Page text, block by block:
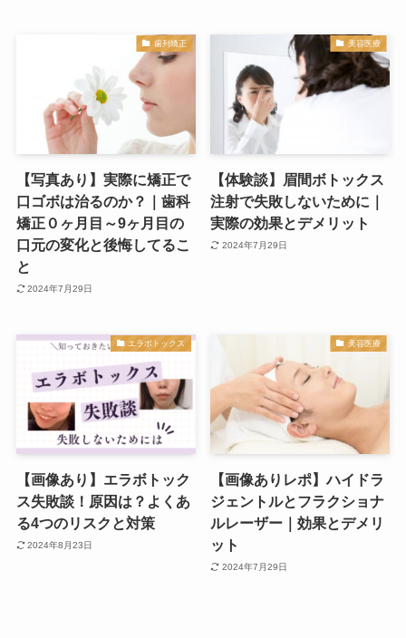
歯列矯正
【写真あり】実際に矯正で
口ゴボは治るのか？｜歯科
矯正０ヶ月目～9ヶ月目の
口元の変化と後悔してるこ
と
2024年7月29日
美容医療
【体験談】眉間ボトックス
注射で失敗しないために｜
実際の効果とデメリット
2024年7月29日
エラボトックス
【画像あり】エラボトック
ス失敗談！原因は？よくあ
る4つのリスクと対策
2024年8月23日
美容医療
【画像ありレポ】ハイドラ
ジェントルとフラクショナ
ルレーザー｜効果とデメリ
ット
2024年7月29日